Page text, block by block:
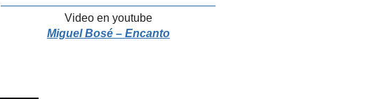
———————————————————————–
Video en youtube
Miguel Bosé – Encanto